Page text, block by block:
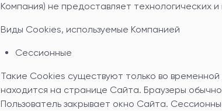
Компания) не предоставляет технологических
Виды Cookies, используемые Компанией
Сессионные
Такие Cookies существуют только во
находится на странице Сайта. Браузеры
Пользователь закрывает окно Сайта.